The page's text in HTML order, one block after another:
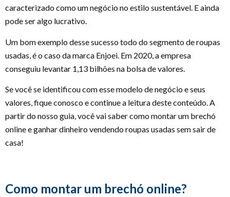
caracterizado como um negócio no estilo sustentável. E ainda
pode ser algo lucrativo.
Um bom exemplo desse sucesso todo do segmento de roupas
usadas, é o caso da marca Enjoei. Em 2020, a empresa
conseguiu levantar 1,13 bilhões na bolsa de valores.
Se você se identificou com esse modelo de negócio e seus
valores, fique conosco e continue a leitura deste conteúdo. A
partir do nosso guia, você vai saber como montar um brechó
online e ganhar dinheiro vendendo roupas usadas sem sair de
casa!
Como montar um brechó online?